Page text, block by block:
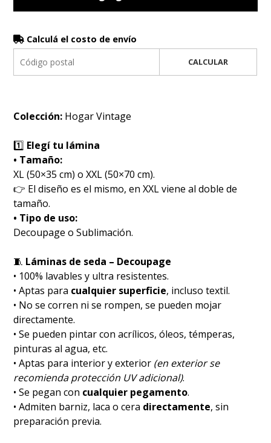
Calculá el costo de envío
CALCULAR
Colección: Hogar Vintage
1️⃣ Elegí tu lámina
• Tamaño:
XL (50×35 cm) o XXL (50×70 cm).
👉 El diseño es el mismo, en XXL viene al doble de
tamaño.
• Tipo de uso:
Decoupage o Sublimación.
🧵 Láminas de seda – Decoupage
• 100% lavables y ultra resistentes.
• Aptas para cualquier superficie, incluso textil.
• No se corren ni se rompen, se pueden mojar
directamente.
• Se pueden pintar con acrílicos, óleos, témperas,
pinturas al agua, etc.
• Aptas para interior y exterior (en exterior se
recomienda protección UV adicional).
• Se pegan con cualquier pegamento.
• Admiten barniz, laca o cera directamente, sin
preparación previa.